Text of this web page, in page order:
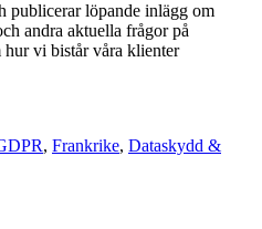
publicerar löpande inlägg om
andra aktuella frågor på
hur vi bistår våra klienter
, Frankrike, Dataskydd &